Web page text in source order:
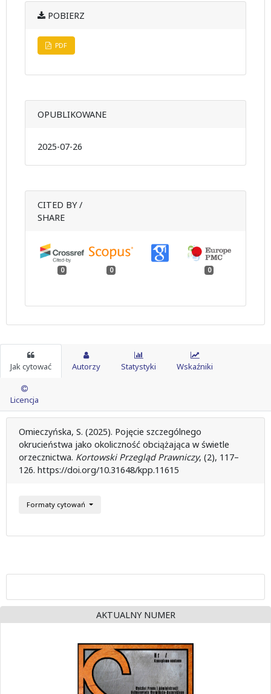
POBIERZ
PDF
OPUBLIKOWANE
2025-07-26
CITED BY /
SHARE
0 0 0
Jak cytować Autorzy Statystyki Wskaźniki
Licencja
Omieczyńska, S. (2025). Pojęcie szczególnego
okrucieństwa jako okoliczność obciążająca w świetle
orzecznictwa. Kortowski Przegląd Prawniczy, (2), 117–
126. https://doi.org/10.31648/kpp.11615
Formaty cytowań
AKTUALNY NUMER